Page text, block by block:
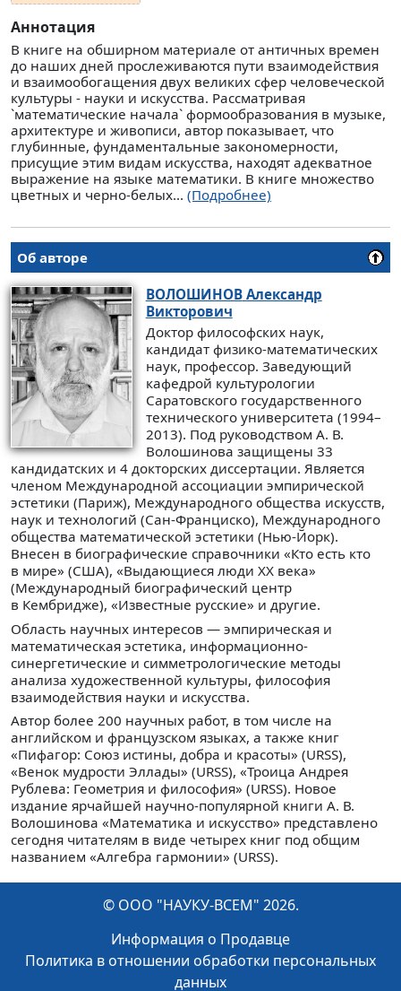
Аннотация
В книге на обширном материале от античных времен
до наших дней прослеживаются пути взаимодействия
и взаимообогащения двух великих сфер человеческой
культуры - науки и искусства. Рассматривая
`математические начала` формообразования в музыке,
архитектуре и живописи, автор показывает, что
глубинные, фундаментальные закономерности,
присущие этим видам искусства, находят адекватное
выражение на языке математики. В книге множество
цветных и черно-белых... (Подробнее)
Об авторе
ВОЛОШИНОВАлександр
Викторович
Доктор философских наук,
кандидат физико-математических
наук, профессор. Заведующий
кафедрой культурологии
Саратовского государственного
технического университета (1994–
2013). Под руководством А. В.
Волошинова защищены 33
кандидатских и 4 докторских диссертации. Является
членом Международной ассоциации эмпирической
эстетики (Париж), Международного общества искусств,
наук и технологий (Сан-Франциско), Международного
общества математической эстетики (Нью-Йорк).
Внесен в биографические справочники «Кто есть кто
в мире» (США), «Выдающиеся люди XX века»
(Международный биографический центр
в Кембридже), «Известные русские» и другие.
Область научных интересов — эмпирическая и
математическая эстетика, информационно-
синергетические и симметрологические методы
анализа художественной культуры, философия
взаимодействия науки и искусства.
Автор более 200 научных работ, в том числе на
английском и французском языках, а также книг
«Пифагор: Союз истины, добра и красоты» (URSS),
«Венок мудрости Эллады» (URSS), «Троица Андрея
Рублева: Геометрия и философия» (URSS). Новое
издание ярчайшей научно-популярной книги А. В.
Волошинова «Математика и искусство» представлено
сегодня читателям в виде четырех книг под общим
названием «Алгебра гармонии» (URSS).
© ООО "НАУКУ-ВСЕМ" 2026.
Информация о Продавце
Политика в отношении обработки персональных
данных